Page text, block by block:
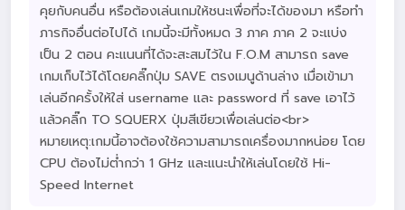
คุยกับคนอื่น หรือต้องเล่นเกมให้ชนะเพื่อที่จะได้ของมา หรือทำ
ภารกิจอื่นต่อไปได้ เกมนี้จะมีทั้งหมด 3 ภาค ภาค 2 จะแบ่ง
เป็น 2 ตอน คะแนนที่ได้จะสะสมไว้ใน F.O.M สามารถ save
เกมเก็บไว้ได้โดยคลิ๊กปุ่ม SAVE ตรงเมนูด้านล่าง เมื่อเข้ามา
เล่นอีกครั้งให้ใส่ username และ password ที่ save เอาไว้
แล้วคลิ๊ก TO SQUERX ปุ่มสีเขียวเพื่อเล่นต่อ<br>
หมายเหตุ:เกมนี้อาจต้องใช้ความสามารถเครื่องมากหน่อย โดย
CPU ต้องไม่ต่ำกว่า 1 GHz และแนะนำให้เล่นโดยใช้ Hi-
Speed Internet